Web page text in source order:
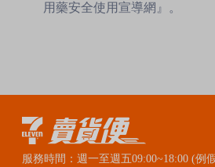
用藥安全使用宣導網』。
服務時間：週一至週五09:00~18:00 (例